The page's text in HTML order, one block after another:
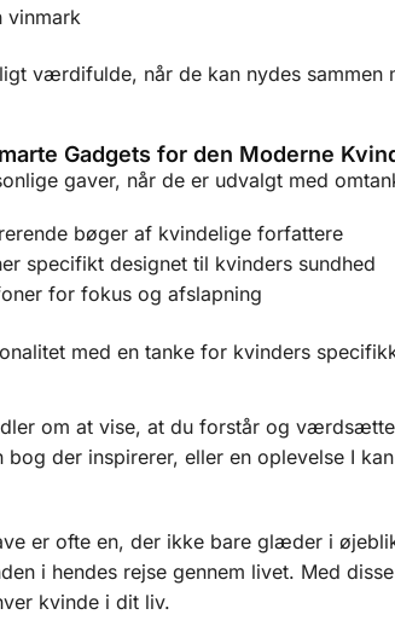
vinmark
værdifulde, når de kan nydes sammen
Gadgets for den Moderne
gaver, når de er udvalgt med
bøger af kvindelige forfattere
specifikt designet til kvinders sundhed
for fokus og afslapning
med en tanke for kvinders
om at vise, at du forstår og
der inspirerer, eller en oplevelse I
er ofte en, der ikke bare glæder i
i hendes rejse gennem livet. Med
kvinde i dit liv.